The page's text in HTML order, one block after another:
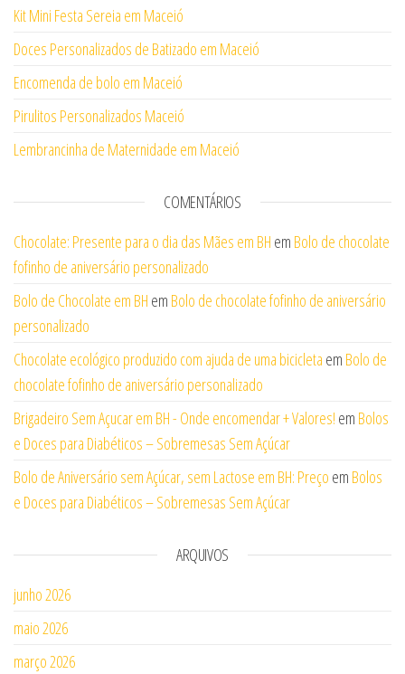
Kit Mini Festa Sereia em Maceió
Doces Personalizados de Batizado em Maceió
Encomenda de bolo em Maceió
Pirulitos Personalizados Maceió
Lembrancinha de Maternidade em Maceió
COMENTÁRIOS
Chocolate: Presente para o dia das Mães em BH em Bolo de chocolate
fofinho de aniversário personalizado
Bolo de Chocolate em BH em Bolo de chocolate fofinho de aniversário
personalizado
Chocolate ecológico produzido com ajuda de uma bicicleta em Bolo de
chocolate fofinho de aniversário personalizado
Brigadeiro Sem Açucar em BH - Onde encomendar + Valores! em Bolos
e Doces para Diabéticos – Sobremesas Sem Açúcar
Bolo de Aniversário sem Açúcar, sem Lactose em BH: Preço em Bolos
e Doces para Diabéticos – Sobremesas Sem Açúcar
ARQUIVOS
junho 2026
maio 2026
março 2026